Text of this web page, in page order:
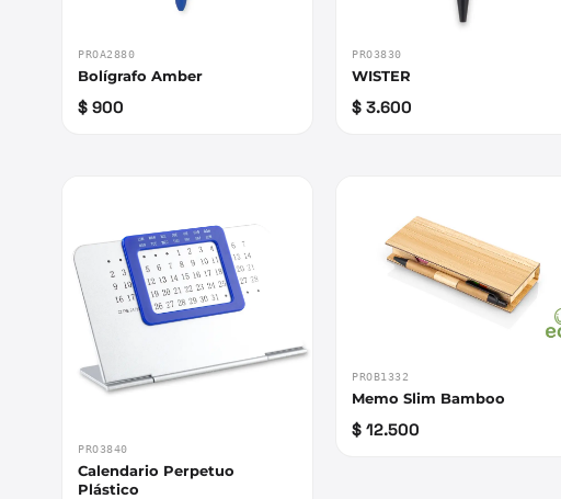
PROA2880
Bolígrafo Amber
$ 900
PRO3830
WISTER
$ 3.600
PRO3840
Calendario Perpetuo
Plástico
PROB1332
Memo Slim Bamboo
$ 12.500